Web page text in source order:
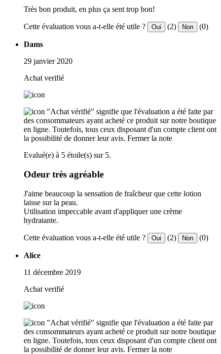
Très bon produit, en plus ça sent trop bon!
Cette évaluation vous a-t-elle été utile ? Oui (2) Non (0)
Dams
29 janvier 2020
Achat verifié
"Achat vérifié" signifie que l'évaluation a été faite par
des consommateurs ayant acheté ce produit sur notre boutique
en ligne. Toutefois, tous ceux disposant d'un compte client ont
la possibilité de donner leur avis. Fermer la note
Evalué(e) à 5 étoile(s) sur 5.
Odeur très agréable
J'aime beaucoup la sensation de fraîcheur que cette lotion
laisse sur la peau.
Utilisation impeccable avant d'appliquer une crème
hydratante.
Cette évaluation vous a-t-elle été utile ? Oui (2) Non (0)
Alice
11 décembre 2019
Achat verifié
"Achat vérifié" signifie que l'évaluation a été faite par
des consommateurs ayant acheté ce produit sur notre boutique
en ligne. Toutefois, tous ceux disposant d'un compte client ont
la possibilité de donner leur avis. Fermer la note